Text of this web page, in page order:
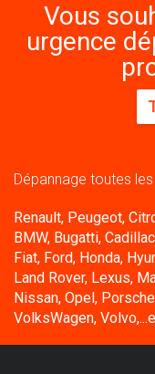
Vous
urgence
Dépannage toutes
Renault, Peugeot,
BMW, Bugatti,
Fiat, Ford, Honda,
Land Rover, Lexus,
Nissan, Opel,
VolksWagen,